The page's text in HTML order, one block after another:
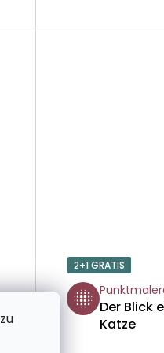
N
2+1 GRATIS
Der Blick
Katze